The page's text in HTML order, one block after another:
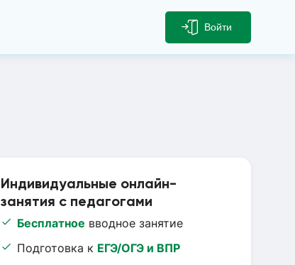
Войти
Индивидуальные онлайн-
занятия с педагогами
Бесплатное вводное занятие
Подготовка к ЕГЭ/ОГЭ и ВПР